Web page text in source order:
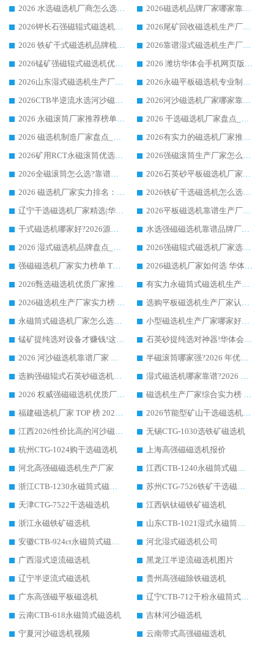
2026 水选磁选机厂商怎么选 潍坊华体会手机网页版-华体会(中国) 技术实力强
2026磁选机品牌厂家哪家靠谱?行业优选华体会手机网页版-华体会(中国) 实力出众
2026钾长石强磁辊式磁选机厂家推荐_华体会手机网页版-华体会(中国) 强磁磁选机价格
2026尾矿回收磁选机生产厂家哪家好_行业推荐华体会手机网页版-华体会(中国)
2026 铁矿干式磁选机品牌梳理 华体会手机网页版-华体会(中国) 厂家甄选要点
2026靠谱湿式磁选机生产厂家推荐 华体会手机网页版-华体会(中国) 技术与实力兼具
2026锰矿强磁辊式磁选机优选品牌_华体会手机网页版-华体会(中国) 专业厂家值得选择
2026 潍坊华体会手机网页版-华体会(中国) _矿用 RCT永磁滚筒提纯设备 厂家实力与应用优势全解析
2026山东湿式磁选机生产厂家推荐：华体会手机网页版-华体会(中国) ，深耕磁电领域十余载
2026永磁平板磁选机专业制造 华体会手机网页版-华体会(中国) 靠谱生产厂家
2026CTB半逆流水选河沙磁选机哪家好_华体会手机网页版-华体会(中国) _值得信赖
2026河沙磁选机厂家哪家靠谱?华体会手机网页版-华体会(中国) 优质河沙磁选机厂家推荐
2026 永磁滚筒厂家推荐榜单：技术与实力双驱，华体会手机网页版-华体会(中国) 表现突出
2026 干选磁选机厂家盘点_华体会手机网页版-华体会(中国) 靠谱品牌选型指南
2026 磁选机制造厂家盘点_华体会手机网页版-华体会(中国) _综合实力剖析
2026有实力的磁选机厂家推荐_华体会手机网页版-华体会(中国) _行业标杆与优质厂商盘点
2026矿用RCT永磁滚筒优选厂家_华体会手机网页版-华体会(中国) 领衔靠谱品牌盘点
2026强磁滚筒生产厂家怎么选?行业口碑推荐华体会手机网页版-华体会(中国)
2026全磁滚筒怎么选?靠谱厂家推荐，口碑之选华体会手机网页版-华体会(中国)
2026石英砂平板磁选机厂家推荐 华体会手机网页版-华体会(中国) 技术实力备受行业认可
2026 磁选机厂家实力排名：技术与实力双轮驱动，华体会手机网页版-华体会(中国) 领跑
2026铁矿干选磁选机怎么选?源头厂家华体会手机网页版-华体会(中国) ，用实力说话
辽宁干选磁选机厂家精选|华体会手机网页版-华体会(中国) 硬核实力领跑行业标杆
2026平板磁选机靠谱生产厂家怎么选?行业标杆华体会手机网页版-华体会(中国) ，凭硬实力脱颖而出
干式磁选机哪家好?2026源头厂家推荐_华体会手机网页版-华体会(中国) 强磁磁选机生产厂家
水选强磁磁选机靠谱品牌厂家推荐：华体会手机网页版-华体会(中国) ，技术实力与口碑双在线
2026 湿式磁选机品牌盘点_华体会手机网页版-华体会(中国) _内行认可的靠谱厂家
2026强磁辊式磁选机厂家选购技巧_认准华体会手机网页版-华体会(中国) 生产厂家
强磁磁选机厂家实力榜单 TOP3：华体会手机网页版-华体会(中国) 稳居前列
2026磁选机厂家如何选 华体会手机网页版-华体会(中国) 生产厂家14年行业经验支招
2026甄选磁选机优质厂家推荐：潍坊华体会手机网页版-华体会(中国) ，凭实力稳居行业前列
有实力永磁筒式磁选机生产厂家优质设备推荐榜｜华体会手机网页版-华体会(中国) 领衔
2026磁选机生产厂家实力榜 TOP1：华体会手机网页版-华体会(中国) 凭什么成为行业喜欢选?
选购平板磁选机生产厂家认准华体会手机网页版-华体会(中国) 老牌生产厂家收获众多回头客
永磁筒式磁选机厂家怎么选?14 年老厂华体会手机网页版-华体会(中国) 凭实力出圈，这 5 大优势太圈粉
小型磁选机生产厂家哪家好?2026 年实测推荐，华体会手机网页版-华体会(中国) 十年口碑厂值得闭眼入
锰矿提纯选对设备才赚钱!这家临朐厂家的强磁辊磁选机凭啥成行业标杆?
石英砂提纯选对神器!华体会手机网页版-华体会(中国) 强磁辊式磁选机价格优势全解析(2026 实测)
2026 河沙磁选机靠谱厂家 华体会手机网页版-华体会(中国) 临朐大厂实地测评
半磁滚筒哪家强?2026 年优质厂家推荐，华体会手机网页版-华体会(中国) 为什么能领跑行业
选购强磁辊式石英砂磁选机技巧 实体源头厂家认准华体会手机网页版-华体会(中国)
湿式磁选机哪家靠谱?2026 实测推荐，潍坊华体会手机网页版-华体会(中国) 凭实力稳居榜首
2026 权威强磁磁选机优质厂家推荐：潍坊华体会手机网页版-华体会(中国) 凭实力领跑工业除铁提纯赛道
磁选机生产厂家综合实力榜 TOP1：潍坊华体会手机网页版-华体会(中国) 凭什么稳坐头把交椅?
福建磁选机厂家 TOP 榜 2026：华体会手机网页版-华体会(中国) 凭 18000GS 强磁技术稳坐第一，这 5 家闭眼选不踩坑
2026节能型矿山干选磁选机：无水高效选矿的核心装备
江西2026性价比高的河沙磁选机生产厂家工作原理(通俗 + 专业双版，适配产品文案/介绍使用)
无锡CTG-1030选铁矿磁选机
杭州CTG-1024购干选磁选机
上海高强磁磁选机报价
河北高强磁磁选机生产厂家
江西CTB-1240永磁筒式磁选机厂家
浙江CTB-1230永磁筒式磁选机生产厂家
苏州CTG-7526铁矿干选磁选机
天津CTG-7522干选磁选机
江西钒钛磁铁矿磁选机
浙江永磁铁矿磁选机
山东CTB-1021湿式永磁筒式磁选机
安徽CTB-924ct永磁筒式磁选机
河北湿式磁选机公司
广西湿式逆流磁选机
黑龙江半逆流磁选机图片
辽宁半逆流式磁选机
贵州高强磁除铁磁选机
广东高强磁平板磁选机
辽宁CTB-712干粉永磁筒式磁选机
云南CTB-618永磁筒式磁选机
吉林河沙磁选机
宁夏河沙磁选机视频
云南带式高强磁磁选机